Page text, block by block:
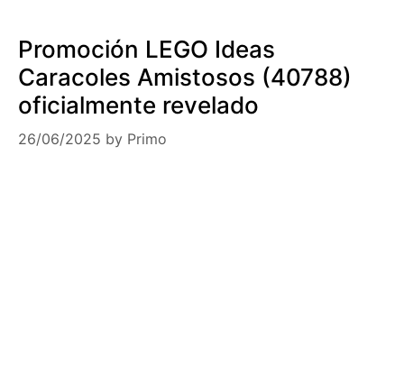
Promoción LEGO Ideas
Caracoles Amistosos (40788)
oficialmente revelado
26/06/2025 by Primo